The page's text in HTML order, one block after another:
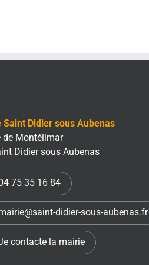
Saint Didier sous Aubenas
de Montélimar
Didier sous Aubenas
75 35 16 84
didier-sous-aubenas.fr
contacte la mairie